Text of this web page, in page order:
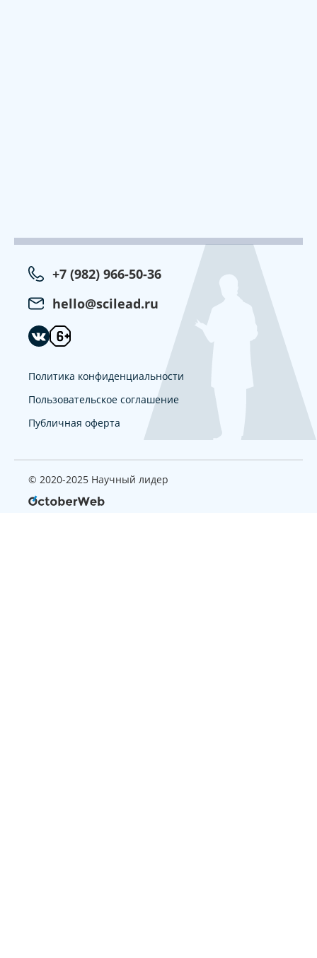
+7 (982) 966-50-36
hello@scilead.ru
Политика конфиденциальности
Пользовательское соглашение
Публичная оферта
© 2020-2025 Научный лидер